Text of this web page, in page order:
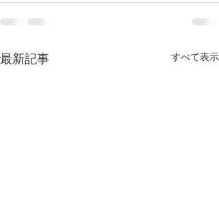
最新記事 すべて表示